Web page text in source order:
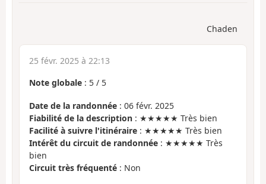
Chaden
25 févr. 2025 à 22:13
Note globale : 5 / 5
Date de la randonnée : 06 févr. 2025
Fiabilité de la description : ★★★★★ Très bien
Facilité à suivre l'itinéraire : ★★★★★ Très bien
Intérêt du circuit de randonnée : ★★★★★ Très
bien
Circuit très fréquenté : Non